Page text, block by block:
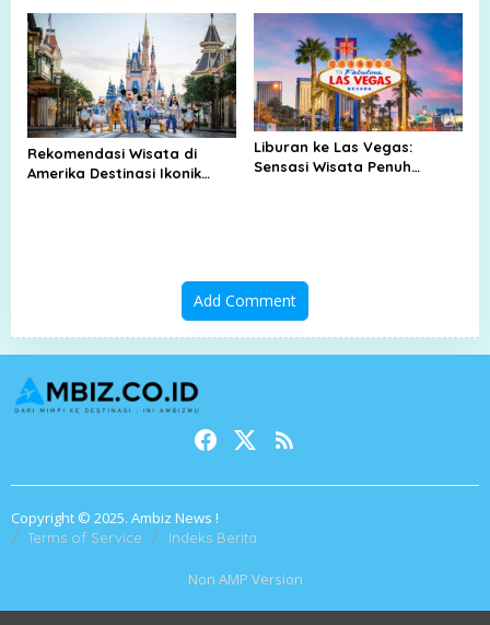
Rekomendasi Wisata di
Amerika Destinasi Ikonik
Liburan ke Las Vegas:
Sensasi Wisata Penuh
Add Comment
Copyright © 2025. Ambiz News !
Terms of Service Indeks Berita
Non AMP Version